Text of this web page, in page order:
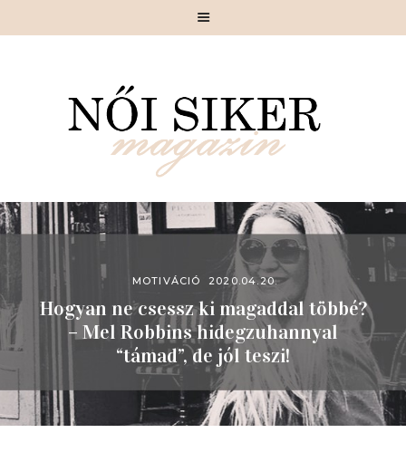
MOTIVÁCIÓ 2020.04.20.
Hogyan ne csessz ki magaddal többé?
– Mel Robbins hidegzuhannyal
“támad”, de jól teszi!
MAGAZIN
SIKERSZTORI
CÉLIRÁNY
SZÉPÍTÉSZ
GASZTRONÓMIA
PIHENŐ
RÓLUNK
KAPCSOLAT